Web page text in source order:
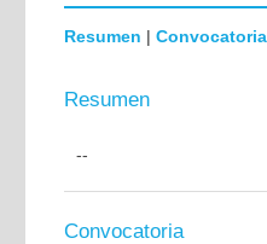
Resumen | Convocatoria
Resumen
--
Convocatoria